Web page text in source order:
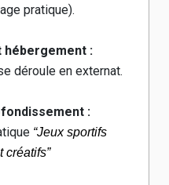
pratique).
hébergement :
déroule en externat.
:
“Jeux sportifs
créatifs”